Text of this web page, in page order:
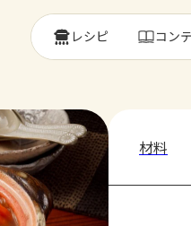
レシピ コン
材料